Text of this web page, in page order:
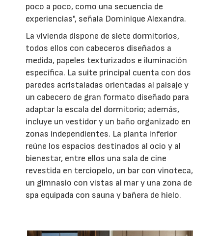
poco a poco, como una secuencia de
experiencias", señala Dominique Alexandra.
La vivienda dispone de siete dormitorios,
todos ellos con cabeceros diseñados a
medida, papeles texturizados e iluminación
específica. La suite principal cuenta con dos
paredes acristaladas orientadas al paisaje y
un cabecero de gran formato diseñado para
adaptar la escala del dormitorio; además,
incluye un vestidor y un baño organizado en
zonas independientes. La planta inferior
reúne los espacios destinados al ocio y al
bienestar, entre ellos una sala de cine
revestida en terciopelo, un bar con vinoteca,
un gimnasio con vistas al mar y una zona de
spa equipada con sauna y bañera de hielo.